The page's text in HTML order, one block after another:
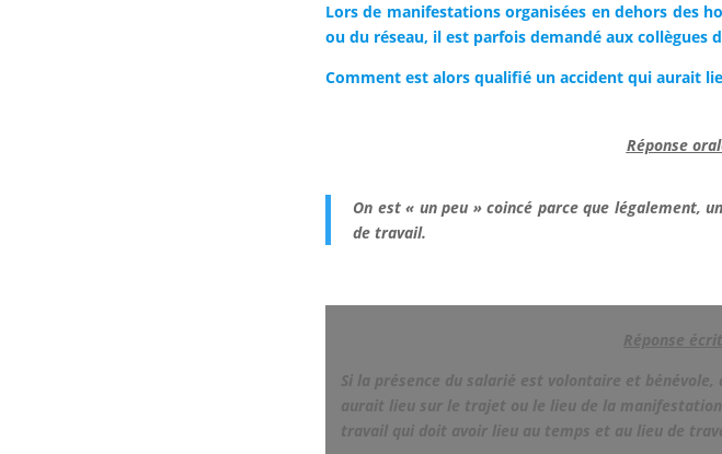
Lors de manifestations organisées en dehors des
ou du réseau, il est parfois demandé aux collègues
Comment est alors qualifié un accident qui aurait
Réponse
On est « un peu » coincé parce que légalement,
de travail.
Réponse
Si la présence du salarié est volontaire et
aurait lieu sur le trajet ou le lieu de la
travail qui doit avoir lieu au temps et au lieu de